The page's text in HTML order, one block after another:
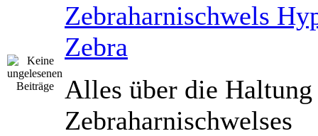
Zebraharnischwels
Zebra
Alles über die Haltung
Zebraharnischwelses